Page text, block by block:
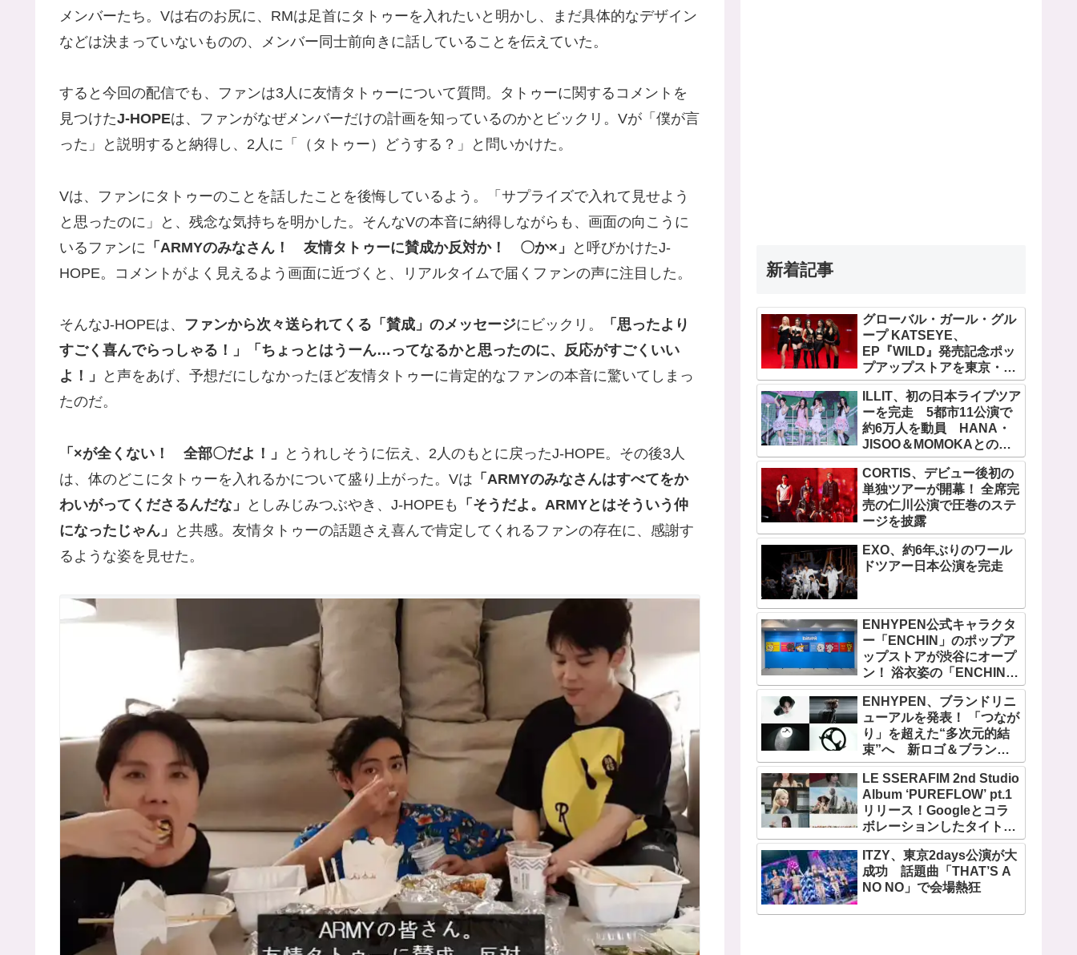
メンバーたち。Vは右のお尻に、RMは足首にタトゥーを入れたいと明かし、まだ具体的なデザイン
などは決まっていないものの、メンバー同士前向きに話していることを伝えていた。
すると今回の配信でも、ファンは3人に友情タトゥーについて質問。タトゥーに関するコメントを
見つけたJ-HOPEは、ファンがなぜメンバーだけの計画を知っているのかとビックリ。Vが「僕が言
った」と説明すると納得し、2人に「（タトゥー）どうする？」と問いかけた。
Vは、ファンにタトゥーのことを話したことを後悔しているよう。「サプライズで入れて見せよう
と思ったのに」と、残念な気持ちを明かした。そんなVの本音に納得しながらも、画面の向こうに
いるファンに 「ARMYのみなさん！ 友情タトゥーに賛成か反対か！ 〇か×」
と呼びかけたJ-
HOPE。コメントがよく見えるよう画面に近づくと、リアルタイムで届くファンの声に注目した。
そんなJ-HOPEは、 ファンから次々送られてくる「賛成」のメッセージにビックリ。
「思ったより
すごく喜んでらっしゃる！」「ちょっとはうーん…ってなるかと思ったのに、反応がすごくいい
よ！」
と声をあげ、予想だにしなかったほど友情タトゥーに肯定的なファンの本音に驚いてしまっ
たのだ。
「×が全くない！ 全部〇だよ！」
とうれしそうに伝え、2人のもとに戻ったJ-HOPE。その後3人
は、体のどこにタトゥーを入れるかについて盛り上がった。Vは 「ARMYのみなさんはすべてをか
わいがってくださるんだな」
としみじみつぶやき、J-HOPEも
「そうだよ。ARMYとはそういう仲
になったじゃん」
と共感。友情タトゥーの話題さえ喜んで肯定してくれるファンの存在に、感謝す
るような姿を見せた。
新着記事
グローバル・ガール・グル
ープ KATSEYE、
EP『WILD』発売記念ポッ
プアップストアを東京・原
宿で開催 限定グッズも登
場ILLIT、初の日本ライブツア
ーを完走 5都市11公演で
約6万人を動員 HANA・
JISOO＆MOMOKAとのス
ペシャルコラボも実現
CORTIS、デビュー後初の
単独ツアーが開幕！ 全席完
売の仁川公演で圧巻のステ
ージを披露
EXO、約6年ぶりのワール
ドツアー日本公演を完走
ENHYPEN公式キャラクタ
ー「ENCHIN」のポップア
ップストアが渋谷にオープ
ン！ 浴衣姿の「ENCHIN」
が登場
ENHYPEN、ブランドリニ
ューアルを発表！ 「つなが
り」を超えた“多次元的結
束”へ 新ロゴ＆ブランド
フィルム公開
LE SSERAFIM 2nd Studio
Album ‘PUREFLOW’ pt.1
リリース！Googleとコラ
ボレーションしたタイトル
曲「BOOMPALA」MVも公
開
ITZY、東京2days公演が大
成功 話題曲「THAT’S A
NO NO」で会場熱狂